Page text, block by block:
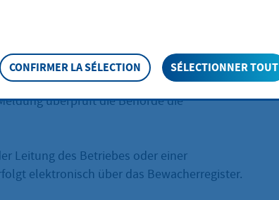
Das Gleiche gilt für die gesetzlichen
sowie die mit der Leitung des
beauftragten Personen und im Falle der
überprüft die Behörde die
Leitung des Betriebes oder einer
elektronisch über das Bewacherregister.
CONFIRMER LA SÉLECTION SÉLECTIONNER TOUT